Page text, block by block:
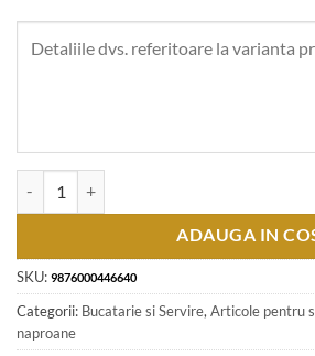
ADAUGA IN
SKU: 9876000446640
Categorii: Bucatarie si Servire, Articole pentru
naproane